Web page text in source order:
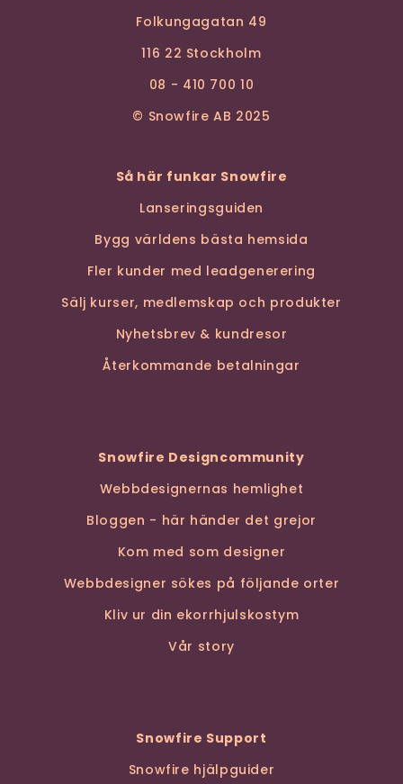
Folkungagatan 49
116 22 Stockholm
08 - 410 700 10
© Snowfire AB 2025
Så här funkar Snowfire
Lanseringsguiden
Bygg världens bästa hemsida
Fler kunder med leadgenerering
Sälj kurser, medlemskap och produkter
Nyhetsbrev & kundresor
Återkommande betalningar
Snowfire Designcommunity
Webbdesignernas hemlighet
Bloggen - här händer det grejor
Kom med som designer
Webbdesigner sökes på följande orter
Kliv ur din ekorrhjulskostym
Vår story
Snowfire Support
Snowfire hjälpguider